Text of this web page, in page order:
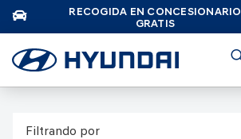
RECOGIDA EN CONCESIONARIO
GRATIS
Filtrando por